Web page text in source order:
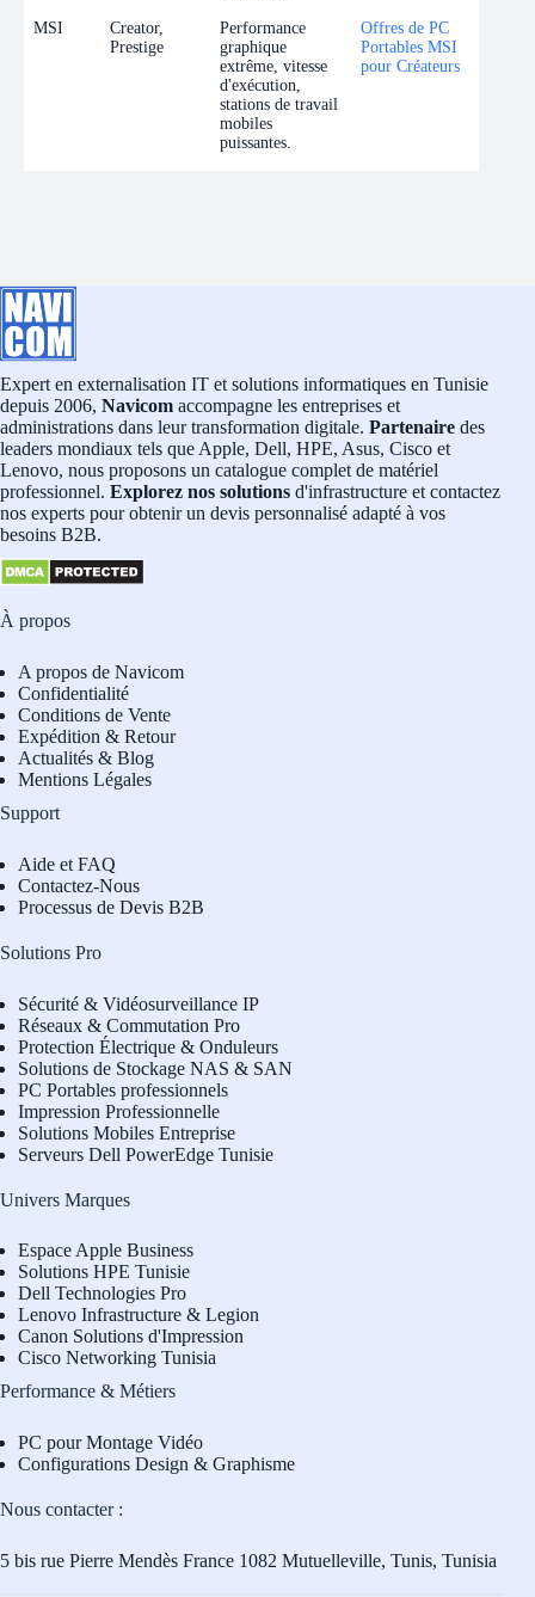
MSI
Creator,
Prestige
Performance
graphique
extrême, vitesse
d'exécution,
stations de travail
mobiles
puissantes.
Offres de PC
Portables MSI
pour Créateurs
Expert en externalisation IT et solutions informatiques en Tunisie
depuis 2006, Navicom accompagne les entreprises et
administrations dans leur transformation digitale. Partenaire des
leaders mondiaux tels que Apple, Dell, HPE, Asus, Cisco et
Lenovo, nous proposons un catalogue complet de matériel
professionnel. Explorez nos solutions d'infrastructure et contactez
nos experts pour obtenir un devis personnalisé adapté à vos
besoins B2B.
À propos
A propos de Navicom
Confidentialité
Conditions de Vente
Expédition & Retour
Actualités & Blog
Mentions Légales
Support
Aide et FAQ
Contactez-Nous
Processus de Devis B2B
Solutions Pro
Sécurité & Vidéosurveillance IP
Réseaux & Commutation Pro
Protection Électrique & Onduleurs
Solutions de Stockage NAS & SAN
PC Portables professionnels
Impression Professionnelle
Solutions Mobiles Entreprise
Serveurs Dell PowerEdge Tunisie
Univers Marques
Espace Apple Business
Solutions HPE Tunisie
Dell Technologies Pro
Lenovo Infrastructure & Legion
Canon Solutions d'Impression
Cisco Networking Tunisia
Performance & Métiers
PC pour Montage Vidéo
Configurations Design & Graphisme
Nous contacter :
5 bis rue Pierre Mendès France 1082 Mutuelleville, Tunis, Tunisia